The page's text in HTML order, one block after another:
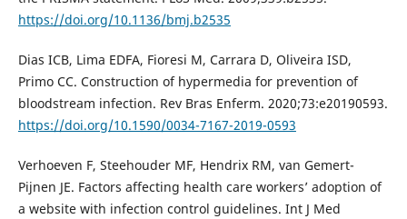
https://doi.org/10.1136/bmj.b2535
Dias ICB, Lima EDFA, Fioresi M, Carrara D, Oliveira ISD,
Primo CC. Construction of hypermedia for prevention of
bloodstream infection. Rev Bras Enferm. 2020;73:e20190593.
https://doi.org/10.1590/0034-7167-2019-0593
Verhoeven F, Steehouder MF, Hendrix RM, van Gemert-
Pijnen JE. Factors affecting health care workers’ adoption of
a website with infection control guidelines. Int J Med